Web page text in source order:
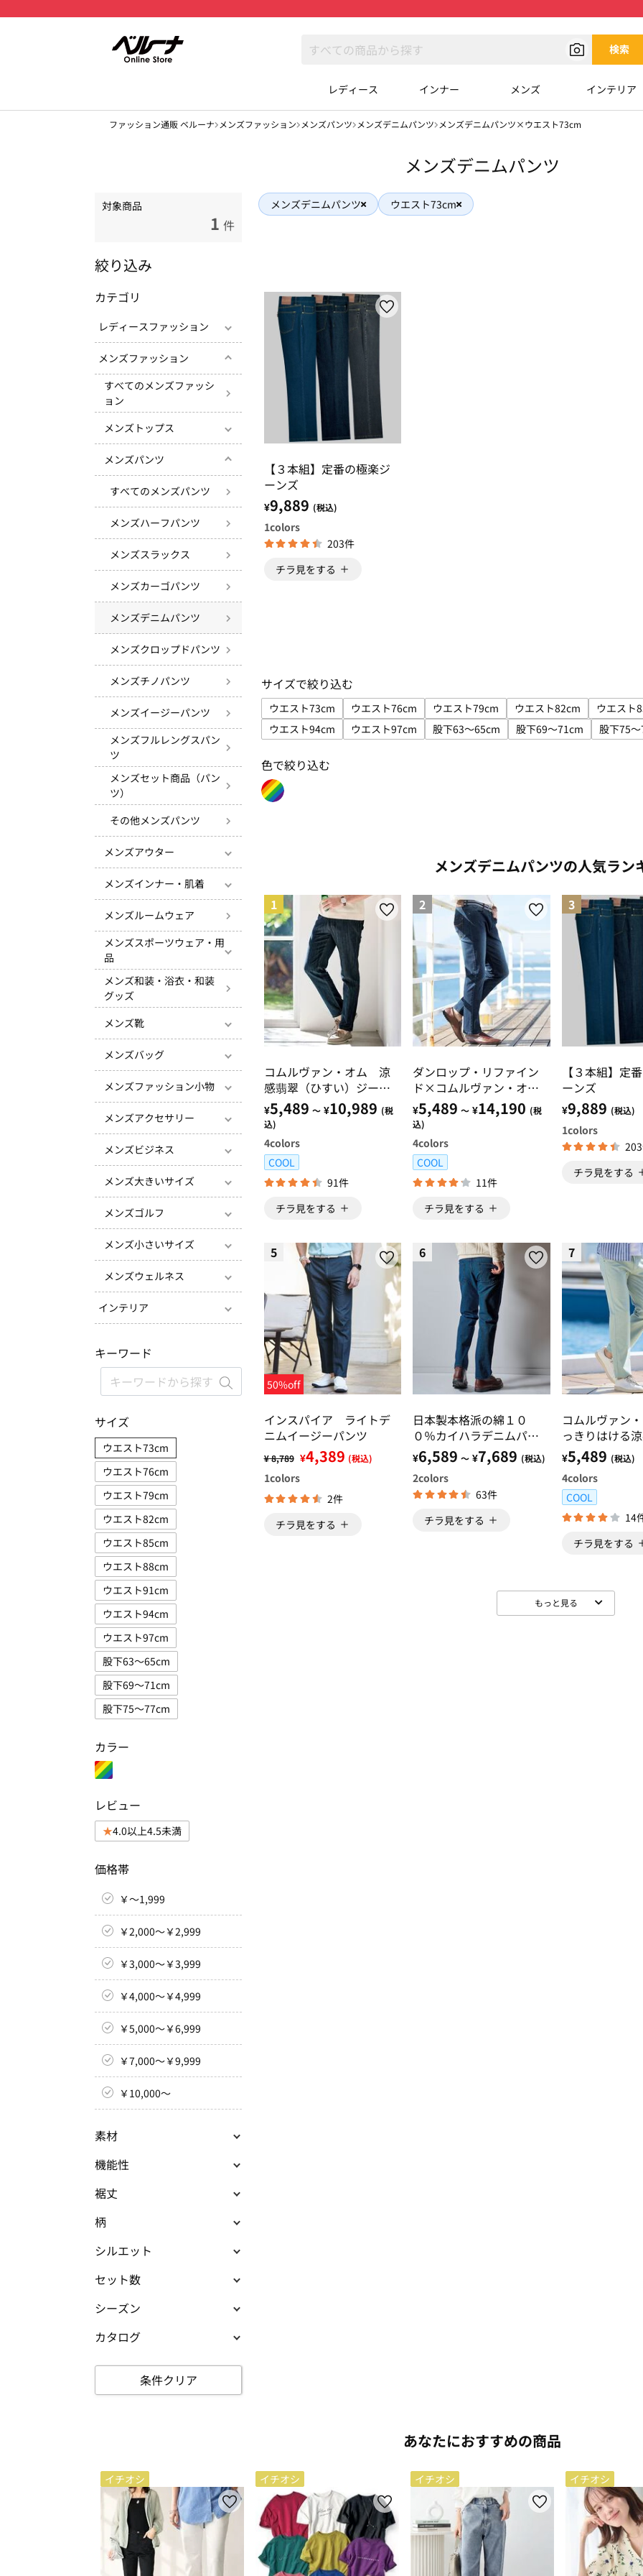
検索
レディース インナー メンズ インテリア
ファッション通販 ベルーナ メンズファッション メンズパンツ メンズデニムパンツ メンズデニムパンツ×ウエスト73cm
メンズデニムパンツ
対象商品
1 件
絞り込み
カテゴリ
レディースファッション
メンズファッション
すべてのメンズファッシ
ョン
メンズトップス
メンズパンツ
すべてのメンズパンツ
メンズハーフパンツ
メンズスラックス
メンズカーゴパンツ
メンズデニムパンツ
メンズクロップドパンツ
メンズチノパンツ
メンズイージーパンツ
メンズフルレングスパン
ツ
メンズセット商品（パン
ツ）
その他メンズパンツ
メンズアウター
メンズインナー・肌着
メンズルームウェア
メンズスポーツウェア・用
品
メンズ和装・浴衣・和装
グッズ
メンズ靴
メンズバッグ
メンズファッション小物
メンズアクセサリー
メンズビジネス
メンズ大きいサイズ
メンズゴルフ
メンズ小さいサイズ
メンズウェルネス
インテリア
キーワード
サイズ
ウエスト73cm
ウエスト76cm
ウエスト79cm
ウエスト82cm
ウエスト85cm
ウエスト88cm
ウエスト91cm
ウエスト94cm
ウエスト97cm
股下63～65cm
股下69～71cm
股下75～77cm
カラー
レビュー
4.0以上4.5未満
価格帯
￥～1,999
￥2,000～￥2,999
￥3,000～￥3,999
￥4,000～￥4,999
￥5,000～￥6,999
￥7,000～￥9,999
￥10,000～
素材
機能性
裾丈
柄
シルエット
セット数
シーズン
カタログ
条件クリア
メンズデニムパンツ ウエスト73cm
【３本組】定番の極楽ジ
ーンズ
¥9,889 (税込)
1colors
203件
チラ見をする
サイズで絞り込む
ウエスト73cm
サイズで絞り込み: ウエスト73cm
ウエスト76cm
サイズで絞り込み: ウエスト76cm
ウエスト79cm
サイズで絞り込み: ウエスト79cm
ウエスト82cm
サイズで絞り込み:
ウエスト
サ
ウエスト94cm
サイズで絞り込み: ウエスト94cm
ウエスト97cm
サイズで絞り込み: ウエスト97cm
股下63～65cm
サイズで絞り込み: 股下63～65cm
股下69～71cm
サイズで絞り込み:
股下75
色で絞り込む
メンズデニムパンツの人気ラン
1
コムルヴァン・オム 涼
感翡翠（ひすい）ジーン
ズ
¥5,489 ～ ¥10,989 (税
込)
4colors
COOL
91件
チラ見をする
2
ダンロップ・リファイン
ド×コムルヴァン・オ
ム 冷涼快適プレミアム
ジーンズ
¥5,489 ～ ¥14,190 (税
込)
4colors
COOL
11件
チラ見をする
3
【３本組】定
ーンズ
¥9,889 (税込)
1colors
チラ見をする
5
50%off
インスパイア ライトデ
ニムイージーパンツ
¥ 8,789 ¥4,389 (税込)
1colors
2件
チラ見をする
6
日本製本格派の綿１０
０％カイハラデニムパン
ツ
¥6,589 ～ ¥7,689 (税込)
2colors
63件
チラ見をする
7
コムルヴァン
っきりはける
ジーンズ
¥5,489 (税込)
4colors
COOL
14
チラ見をする
もっと見る
あなたにおすすめの商品
イチオシ イチオシ イチオシ イチオシ